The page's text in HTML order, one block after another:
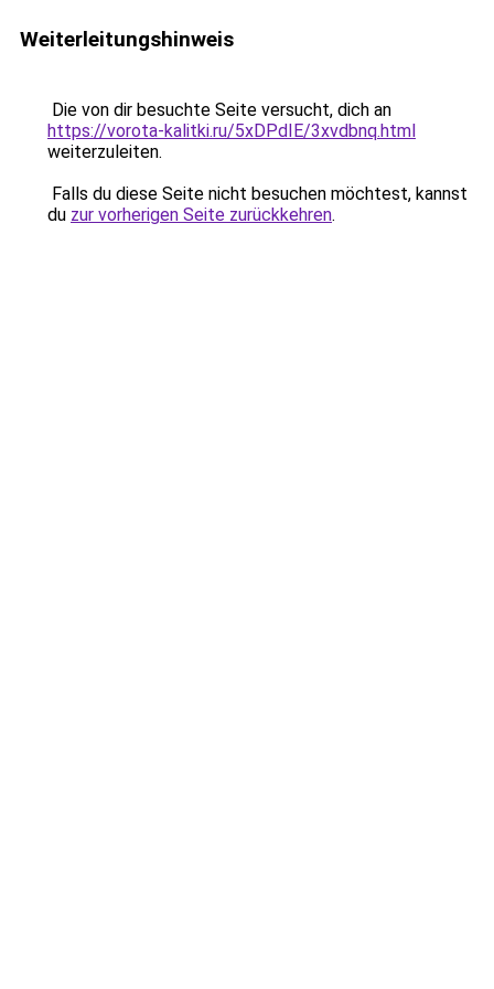
Weiterleitungshinweis
Die von dir besuchte Seite versucht, dich an
https://vorota-kalitki.ru/5xDPdIE/3xvdbnq.html
weiterzuleiten.
Falls du diese Seite nicht besuchen möchtest, kannst
du zur vorherigen Seite zurückkehren.